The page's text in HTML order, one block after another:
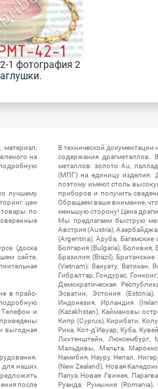
1 фотография 2
на
лучшему
цен
товары по
(доска
сайте,
в прайс-
и
выгодная
для наших
после
В технической
содержания драгметаллов.
металлов: золото Au,
(МПГ) на единицу изделия.
поэтому имеют столь
приборов и получить
Обращаем ваше внимание, что
меньшую сторону! Цена
Мы предлагаем быструю
Австрия (Austria),
(Argentina), Аруба, Багамские
Болгария (Bulgaria), Боливия,
Бразилия (Brazil),
(Vietnam), Вануату, Ватикан,
Гибралтар, Гондурас,
Демократическая
Эсватин, Эстония
Индонезия, Ирландия
(Kazakhstan), Каймановы
Кипр (Cyprus), Кирибати,
Рика, Кот-д'Ивуар, Куба,
Лихтенштейн, Люксембург,
Мальдивы, Мальта,
Намибия, Науру, Непал,
(New Zealand), Новая
Папуа Новая Гвинея,
Руанда, Румыния